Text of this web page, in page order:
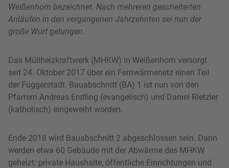
Weißenhorn bezeichnet. Nach mehreren gescheiterten
Anläufen in den vergangenen Jahrzehnten sei nun der
große Wurf gelungen.
Das Müllheizkraftwerk (MHKW) in Weißenhorn versorgt
seit 24. Oktober 2017 über ein Fernwärmenetz einen Teil
der Fuggerstadt. Bauabschnitt (BA) 1 ist nun von den
Pfarrern Andreas Erstling (evangelisch) und Daniel Rietzler
(katholisch) eingeweiht worden.
Ende 2018 wird Bauabschnitt 2 abgeschlossen sein. Dann
werden etwa 60 Gebäude mit der Abwärme des MHKW
geheizt: private Haushalte, öffentliche Einrichtungen und